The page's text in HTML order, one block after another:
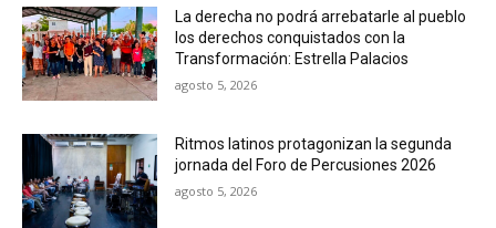
La derecha no podrá arrebatarle al pueblo
los derechos conquistados con la
Transformación: Estrella Palacios
agosto 5, 2026
Ritmos latinos protagonizan la segunda
jornada del Foro de Percusiones 2026
agosto 5, 2026